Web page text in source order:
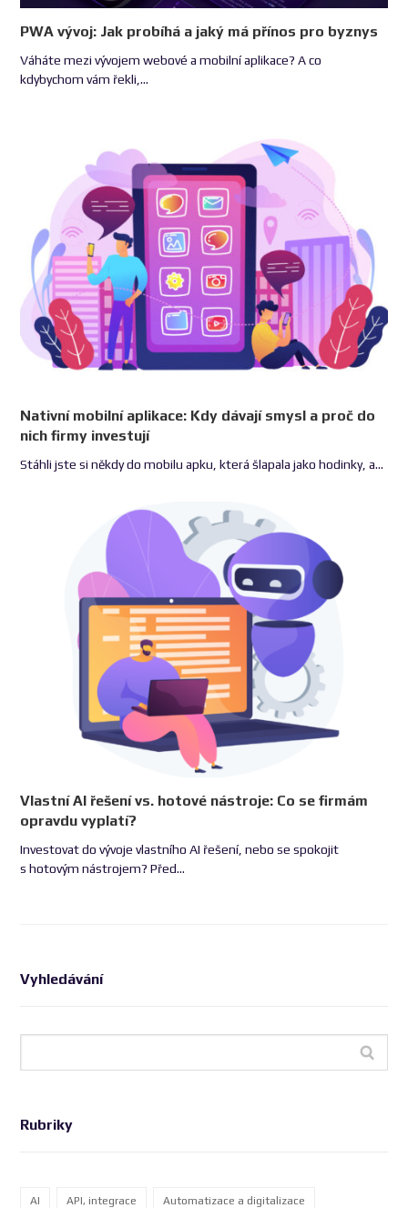
PWA vývoj: Jak probíhá a jaký má přínos pro byznys
Váháte mezi vývojem webové a mobilní aplikace? A co
kdybychom vám řekli,…
Nativní mobilní aplikace: Kdy dávají smysl a proč do
nich firmy investují
Stáhli jste si někdy do mobilu apku, která šlapala jako hodinky, a…
Vlastní AI řešení vs. hotové nástroje: Co se firmám
opravdu vyplatí?
Investovat do vývoje vlastního AI řešení, nebo se spokojit
s hotovým nástrojem? Před…
Vyhledávání
Rubriky
AI API, integrace Automatizace a digitalizace